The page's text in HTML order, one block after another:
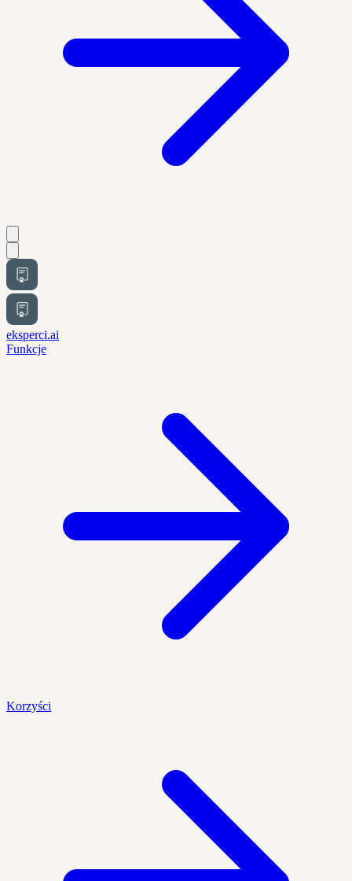
eksperci.ai
Funkcje
Korzyści